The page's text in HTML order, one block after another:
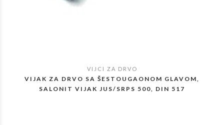
POGLEDAJ
VIJCI ZA DRVO
VIJAK ZA DRVO SA ŠESTOUGAONOM GLAVOM,
SALONIT VIJAK JUS/SRPS 500, DIN 517